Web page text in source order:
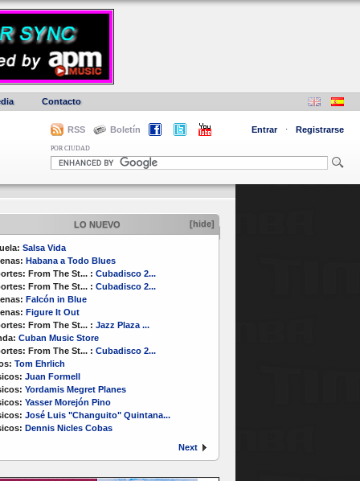
Contacto
RSS Boletín Entrar · Registrarse
POR CIUDAD
LO NUEVO [hide]
Salsa Vida
Habana a Todo Blues
From The St... : Cubadisco 2...
From The St... : Cubadisco 2...
Falcón in Blue
Figure It Out
From The St... : Jazz Plaza ...
Cuban Music Store
From The St... : Cubadisco 2...
Tom Ehrlich
Juan Formell
Yordamis Megret Planes
Yasser Morejón Pino
José Luis "Changuito" Quintana...
Dennis Nicles Cobas
Next